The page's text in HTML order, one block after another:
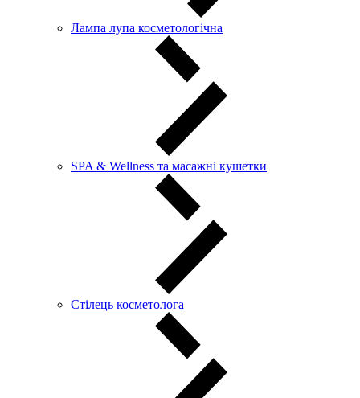
Лампа лупа косметологічна
SPA & Wellness та масажні кушетки
Стілець косметолога